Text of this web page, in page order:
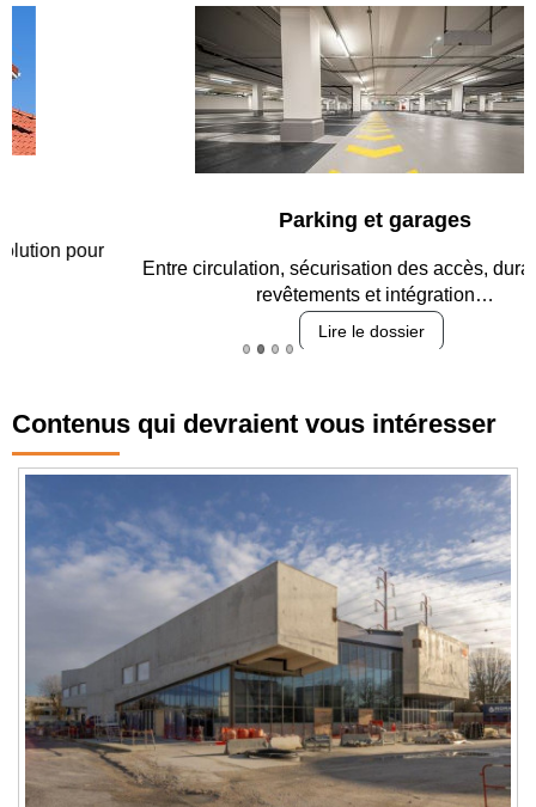
Parking et garages
Entre circulation, sécurisation des accès, durabilité des
revêtements et intégration…
Contenus qui devraient vous intéresser